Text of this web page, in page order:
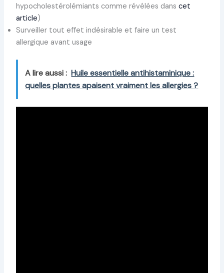
hypocholestérolémiants comme révélées dans cet
article)
Surveiller tout effet indésirable et faire un test
allergique avant usage
A lire aussi : Huile essentielle antihistaminique :
quelles plantes apaisent vraiment les allergies ?